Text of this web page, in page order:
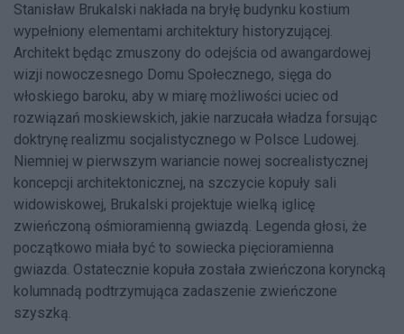
Stanisław Brukalski nakłada na bryłę budynku kostium
wypełniony elementami architektury historyzującej.
Architekt będąc zmuszony do odejścia od awangardowej
wizji nowoczesnego Domu Społecznego, sięga do
włoskiego baroku, aby w miarę możliwości uciec od
rozwiązań moskiewskich, jakie narzucała władza forsując
doktrynę realizmu socjalistycznego w Polsce Ludowej.
Niemniej w pierwszym wariancie nowej socrealistycznej
koncepcji architektonicznej, na szczycie kopuły sali
widowiskowej, Brukalski projektuje wielką iglicę
zwieńczoną ośmioramienną gwiazdą. Legenda głosi, że
początkowo miała być to sowiecka pięcioramienna
gwiazda. Ostatecznie kopuła została zwieńczona koryncką
kolumnadą podtrzymująca zadaszenie zwieńczone
szyszką.